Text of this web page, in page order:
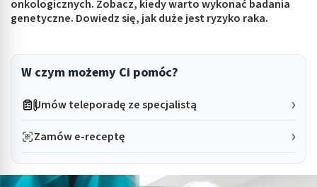
submenu: Intymne
onkologicznych. Zobacz, kiedy warto wykonać badania
genetyczne. Dowiedz się, jak duże jest ryzyko raka.
W czym możemy Ci pomóc?
Umów teleporadę ze specjalistą
Zamów e-receptę